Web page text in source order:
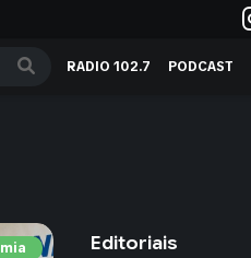
RADIO 102.7 PODCAST
Editoriais